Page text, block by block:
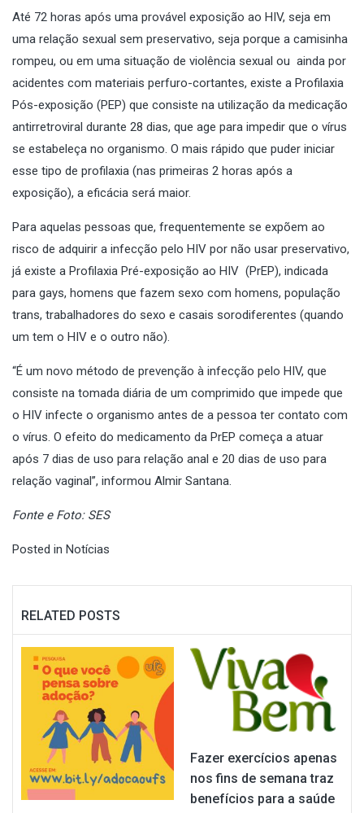
Até 72 horas após uma provável exposição ao HIV, seja em
uma relação sexual sem preservativo, seja porque a camisinha
rompeu, ou em uma situação de violência sexual ou ainda por
acidentes com materiais perfuro-cortantes, existe a Profilaxia
Pós-exposição (PEP) que consiste na utilização da medicação
antirretroviral durante 28 dias, que age para impedir que o vírus
se estabeleça no organismo. O mais rápido que puder iniciar
esse tipo de profilaxia (nas primeiras 2 horas após a
exposição), a eficácia será maior.
Para aquelas pessoas que, frequentemente se expõem ao
risco de adquirir a infecção pelo HIV por não usar preservativo,
já existe a Profilaxia Pré-exposição ao HIV (PrEP), indicada
para gays, homens que fazem sexo com homens, população
trans, trabalhadores do sexo e casais sorodiferentes (quando
um tem o HIV e o outro não).
“É um novo método de prevenção à infecção pelo HIV, que
consiste na tomada diária de um comprimido que impede que
o HIV infecte o organismo antes de a pessoa ter contato com
o vírus. O efeito do medicamento da PrEP começa a atuar
após 7 dias de uso para relação anal e 20 dias de uso para
relação vaginal”, informou Almir Santana.
Fonte e Foto: SES
Posted in Notícias
RELATED POSTS
Fazer exercícios apenas
nos fins de semana traz
benefícios para a saúde